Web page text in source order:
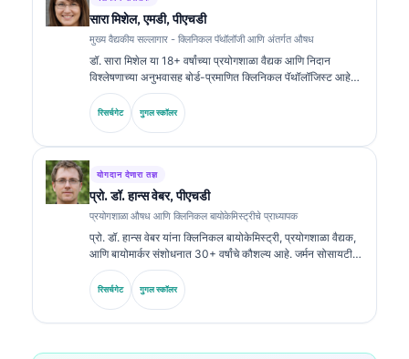
सारा मिशेल, एमडी, पीएचडी
मुख्य वैद्यकीय सल्लागार - क्लिनिकल पॅथॉलॉजी आणि अंतर्गत औषध
डॉ. सारा मिशेल या 18+ वर्षांच्या प्रयोगशाळा वैद्यक आणि निदान
विश्लेषणाच्या अनुभवासह बोर्ड-प्रमाणित क्लिनिकल पॅथॉलॉजिस्ट आहेत.
त्यांच्याकडे क्लिनिकल केमिस्ट्रीमध्ये विशेष प्रमाणपत्रे आहेत आणि
क्लिनिकल प्रॅक्टिसमध्ये बायोमार्कर पॅनेल्स व प्रयोगशाळा विश्लेषणावर
त्यांनी मोठ्या प्रमाणावर प्रकाशने केली आहेत.
रिसर्चगेट गुगल स्कॉलर
योगदान देणारा तज्ञ
प्रो. डॉ. हान्स वेबर, पीएचडी
प्रयोगशाळा औषध आणि क्लिनिकल बायोकेमिस्ट्रीचे प्राध्यापक
प्रो. डॉ. हान्स वेबर यांना क्लिनिकल बायोकेमिस्ट्री, प्रयोगशाळा वैद्यक,
आणि बायोमार्कर संशोधनात 30+ वर्षांचे कौशल्य आहे. जर्मन सोसायटी
फॉर क्लिनिकल केमिस्ट्रीचे माजी अध्यक्ष म्हणून, ते निदान पॅनेल विश्लेषण,
बायोमार्कर मानकीकरण, आणि AI-सहाय्यित प्रयोगशाळा वैद्यक यात
विशेष तज्ज्ञ आहेत.
रिसर्चगेट गुगल स्कॉलर